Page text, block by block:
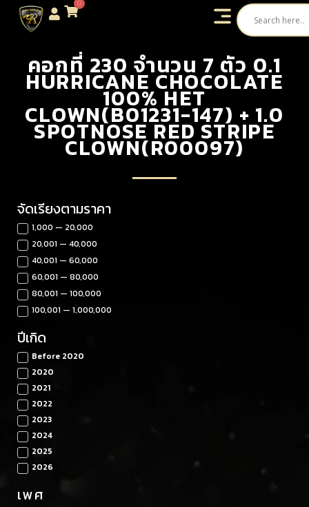
0
คอกที่ 230 จำนวน 7 ตัว 0.1
HURRICANE CHOCOLATE
100% HET
CLOWN(B01231-147) + 1.0
SPOTNOSE RED STRIPE
CLOWN(R00097)
จัดเรียงตามราคา
1,000 — 20,000
20,001 — 40,000
40,001 — 60,000
60,001 — 80,000
80,001 — 100,000
100,001 — 1,000,000
ปีเกิด
Before 2020
2020
2021
2022
2023
2024
2025
2026
เพศ